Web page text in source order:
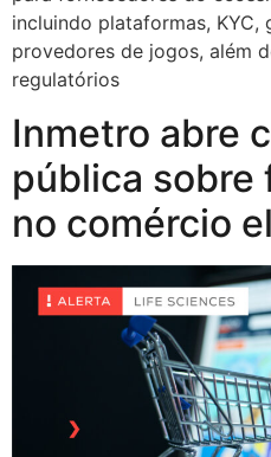
incluindo plataformas, KYC,
provedores de jogos, além
regulatórios
Inmetro abre
pública sobre
no comércio